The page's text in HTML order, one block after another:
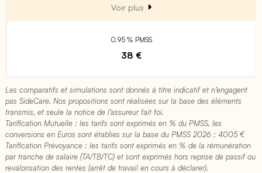
Voir plus
0.95 % PMSS
38 €
Les comparatifs et simulations sont donnés à titre indicatif et n’engagent
pas SideCare. Nos propositions sont réalisées sur la base des éléments
transmis, et seule la notice de l’assureur fait foi.
Tarification Mutuelle : les tarifs sont exprimés en % du PMSS, les
conversions en Euros sont établies sur la base du PMSS 2026 : 4005 €​
Tarification Prévoyance : les tarifs sont exprimés en % de la rémunération
par tranche de salaire (TA/TB/TC) et sont exprimés hors reprise de passif ou
revalorisation des rentes (arrêt de travail en cours à déclarer).